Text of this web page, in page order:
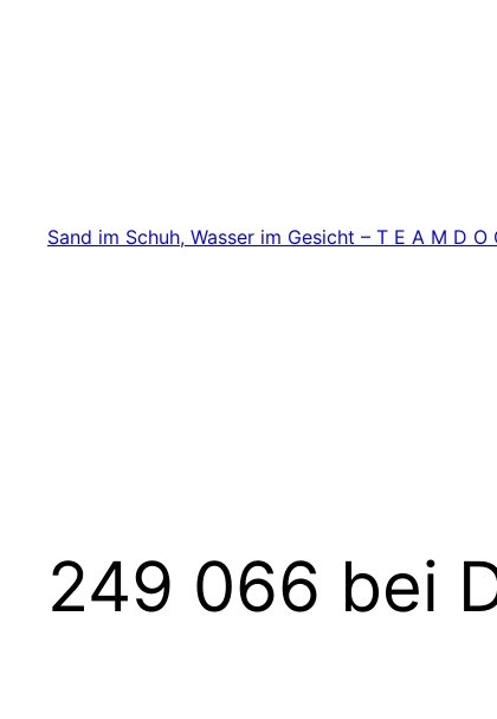
Sand im Schuh, Wasser im Gesicht – T E A M D O
249 066 bei